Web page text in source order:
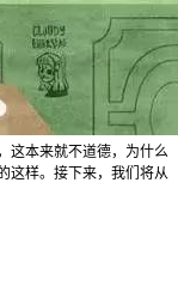
这本来就不道德，为什么
这样。接下来，我们将从